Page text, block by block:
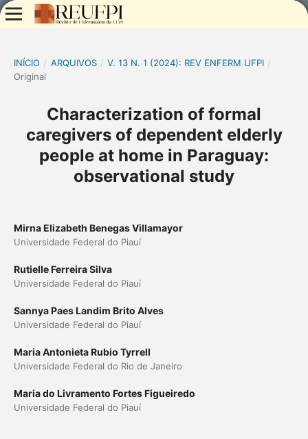
INÍCIO / ARQUIVOS / V. 13 N. 1 (2024): REV ENFERM UFPI /
Original
Characterization of formal
caregivers of dependent elderly
people at home in Paraguay:
observational study
Mirna Elizabeth Benegas Villamayor
Universidade Federal do Piauí
Rutielle Ferreira Silva
Universidade Federal do Piauí
Sannya Paes Landim Brito Alves
Universidade Federal do Piauí
Maria Antonieta Rubio Tyrrell
Universidade Federal do Rio de Janeiro
Maria do Livramento Fortes Figueiredo
Universidade Federal do Piauí